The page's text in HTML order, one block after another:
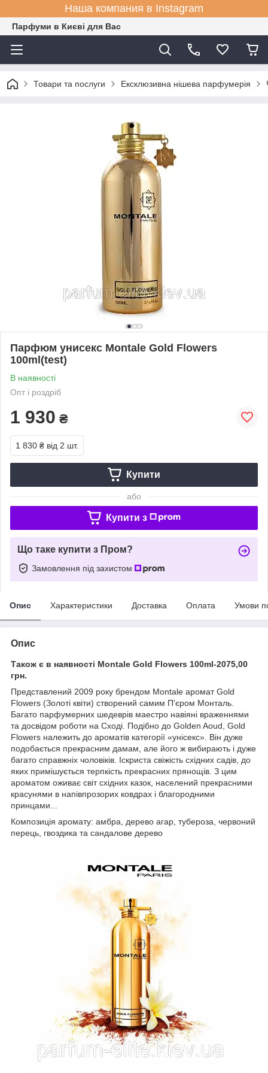
Наша компания в Instagram
Парфуми в Києві для Вас
Товари та послуги Ексклюзивна нішева парфумерія
Парфюм унисекс Montale Gold Flowers
100ml(test)
В наявності
Опт і роздріб
1 930 ₴
1 830 ₴ від 2 шт.
Купити
або
Купити з
Що таке купити з Пром?
Замовлення під захистом
Опис Характеристики Доставка Оплата Умови
Опис
Також є в наявності Montale Gold Flowers 100ml-2075,00
грн.
Представлений 2009 року брендом Montale аромат Gold
Flowers (Золоті квіти) створений самим П'єром Монталь.
Багато парфумерних шедеврів маестро навіяні враженнями
та досвідом роботи на Сході. Подібно до Golden Aoud, Gold
Flowers належить до ароматів категорії «унісекс». Він дуже
подобається прекрасним дамам, але його ж вибирають і дуже
багато справжніх чоловіків. Іскриста свіжість східних садів, до
яких примішується терпкість прекрасних прянощів. З цим
ароматом оживає світ східних казок, населений прекрасними
красунями в напівпрозорих ковдрах і благородними
принцами...
Композиція аромату: амбра, дерево агар, тубероза, червоний
перець, гвоздика та сандалове дерево